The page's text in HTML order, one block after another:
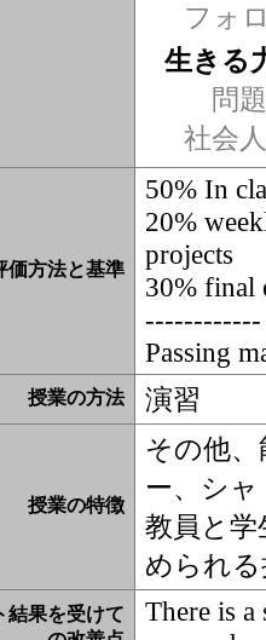
フォ
生きる
問題
社会
価方法と基準
50% In
20%
projects
30% final
------------
Passing
授業の方法 演習
授業の特徴
その他
ー、シ
教員と
められ
結果を受けて
There is